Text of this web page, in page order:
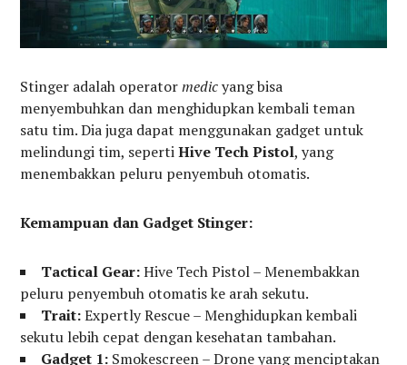
Stinger adalah operatormedicyang bisa
menyembuhkan dan menghidupkan kembali teman
satu tim. Dia juga dapat menggunakan gadget untuk
melindungi tim, sepertiHive Tech Pistol, yang
menembakkan peluru penyembuh otomatis.
Kemampuan dan Gadget Stinger:
Tactical Gear:Hive Tech Pistol – Menembakkan
peluru penyembuh otomatis ke arah sekutu.
Trait:Expertly Rescue – Menghidupkan kembali
sekutu lebih cepat dengan kesehatan tambahan.
Gadget 1: Smokescreen – Drone yang menciptakan